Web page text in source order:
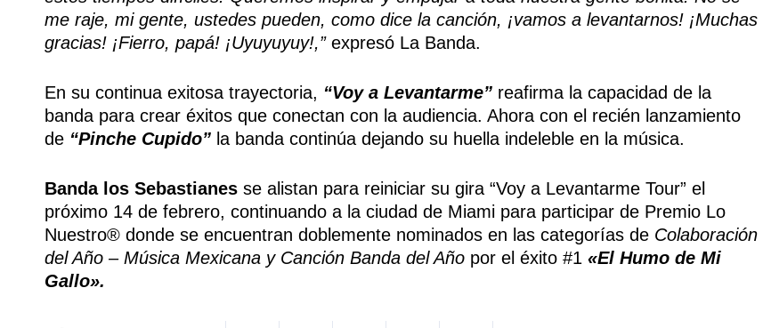
me raje, mi gente, ustedes pueden, como dice la canción, ¡vamos a levantarnos! ¡Muchas
gracias! ¡Fierro, papá! ¡Uyuyuyuy!,” expresó La Banda.
En su continua exitosa trayectoria, “Voy a Levantarme” reafirma la capacidad de la
banda para crear éxitos que conectan con la audiencia. Ahora con el recién lanzamiento
de “Pinche Cupido” la banda continúa dejando su huella indeleble en la música.
Banda los Sebastianes se alistan para reiniciar su gira “Voy a Levantarme Tour” el
próximo 14 de febrero, continuando a la ciudad de Miami para participar de Premio Lo
Nuestro® donde se encuentran doblemente nominados en las categorías de Colaboración
del Año – Música Mexicana y Canción Banda del Año por el éxito #1 «El Humo de Mi
Gallo».